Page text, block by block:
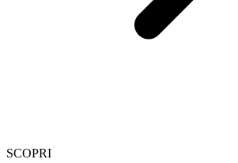
SCOPRI